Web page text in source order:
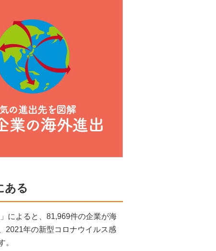
ある
によると、81,969件の企業が海
2021年の新型コロナウイルス感
。